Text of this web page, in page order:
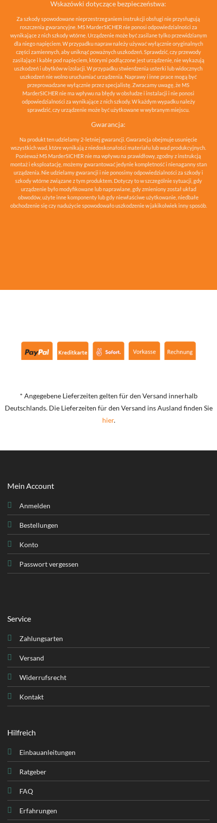
Wskazówki dotyczące bezpieczeństwa:
Za szkody spowodowane nieprzestrzeganiem instrukcji obsługi nie przysługują
roszczenia gwarancyjne. MS MarderSICHER nie ponosi odpowiedzialności za
wynikające z nich szkody wtórne. Urządzenie może być zasilane tylko przewidzianym
dla niego napięciem. W przypadku napraw należy używać wyłącznie oryginalnych
części zamiennych, aby uniknąć poważnych uszkodzeń. Sprawdzić, czy przewody
zasilające i kable pod napięciem, którymi podłączone jest urządzenie, nie wykazują
uszkodzeń i ubytków w izolacji. W przypadku stwierdzenia usterki lub widocznych
uszkodzeń nie wolno uruchamiać urządzenia. Naprawy i inne prace mogą być
przeprowadzane wyłącznie przez specjalistę. Zwracamy uwagę, że MS
MarderSICHER nie ma wpływu na błędy w obsłudze i instalacji i nie ponosi
odpowiedzialności za wynikające z nich szkody. W każdym wypadku należy
sprawdzić, czy urządzenie może być użytkowane w wybranym miejscu.
Gwarancja:
Na produkt ten udzielamy 2-letniej gwarancji. Gwarancja obejmuje usunięcie
wszystkich wad, które wynikają z niedoskonałości materiału lub wad produkcyjnych.
Ponieważ MS MarderSICHER nie ma wpływu na prawidłowy, zgodny z instrukcją
montaż i eksploatację, możemy gwarantować jedynie kompletność i nienaganny stan
urządzenia. Nie udzielamy gwarancji i nie ponosimy odpowiedzialności za szkody i
szkody wtórne związane z tym produktem. Dotyczy to w szczególnie sytuacji, gdy
urządzenie było modyfikowane lub naprawiane, gdy zmieniony został układ
obwodów, użyte inne komponenty lub gdy niewłaściwe użytkowanie, niedbałe
obchodzenie się czy nadużycie spowodowało uszkodzenie w jakikolwiek inny sposób.
* Angegebene Lieferzeiten gelten für den Versand innerhalb
Deutschlands. Die Lieferzeiten für den Versand ins Ausland finden Sie
hier.
Mein Account
Anmelden
Bestellungen
Konto
Passwort vergessen
Service
Zahlungsarten
Versand
Widerrufsrecht
Kontakt
Hilfreich
Einbauanleitungen
Ratgeber
FAQ
Erfahrungen